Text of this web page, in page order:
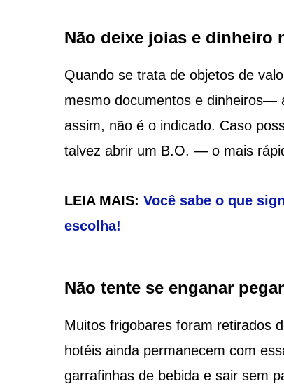
Não deixe joias e dinheiro
Quando se trata de objetos de
mesmo documentos e dinheiros—
assim, não é o indicado. Caso
talvez abrir um B.O. — o mais
LEIA MAIS: Você sabe o que
escolha!
Não tente se enganar
Muitos frigobares foram retirados
hotéis ainda permanecem com
garrafinhas de bebida e sair sem